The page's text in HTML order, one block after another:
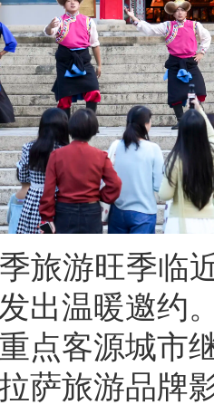
游旺季临近
出温暖邀约
点客源城市
萨旅游品牌